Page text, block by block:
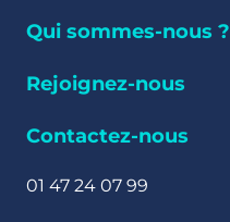
Qui sommes-nous ?
Rejoignez-nous
Contactez-nous
01 47 24 07 99